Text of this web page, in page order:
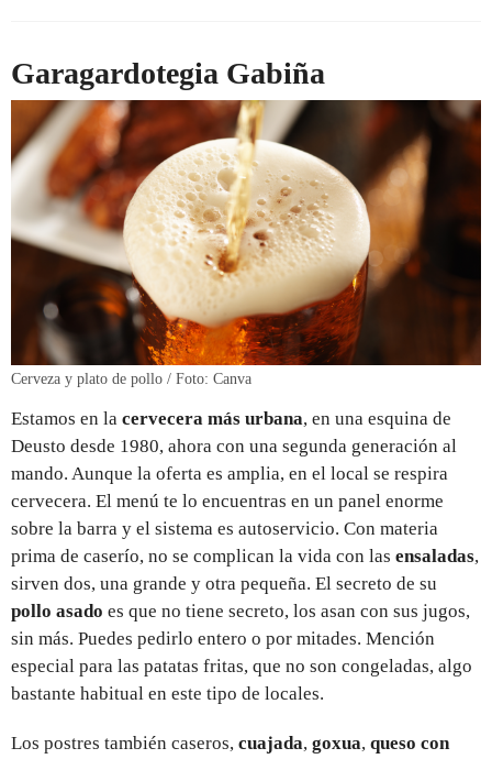
Garagardotegia Gabiña
Cerveza y plato de pollo / Foto: Canva
Estamos en la cervecera más urbana, en una esquina de
Deusto desde 1980, ahora con una segunda generación al
mando. Aunque la oferta es amplia, en el local se respira
cervecera. El menú te lo encuentras en un panel enorme
sobre la barra y el sistema es autoservicio. Con materia
prima de caserío, no se complican la vida con las ensaladas,
sirven dos, una grande y otra pequeña. El secreto de su
pollo asado es que no tiene secreto, los asan con sus jugos,
sin más. Puedes pedirlo entero o por mitades. Mención
especial para las patatas fritas, que no son congeladas, algo
bastante habitual en este tipo de locales.
Los postres también caseros, cuajada, goxua, queso con